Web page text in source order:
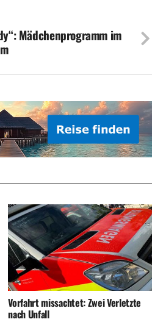
Mädchenprogramm im
Vorfahrt missachtet: Zwei Verletzte
nach Unfall